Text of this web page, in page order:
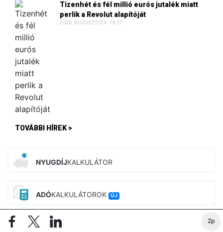
2p
Tizenhét és fél millió eurós jutalék miatt
perlik a Revolut alapítóját
2026. AUGUSZTUS 4. 14:27
TOVÁBBI HÍREK >
NYUGDÍJKALKULÁTOR
ADÓKALKULÁTOROK ÚJ
BÉR KALKULÁTOROK